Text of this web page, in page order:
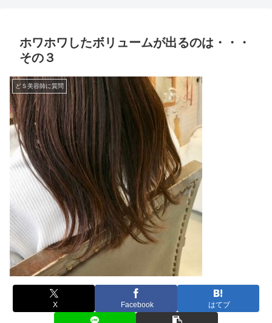
ホワホワしたボリュームが出るのは・・・
その３
どＳ美容師に質問
X Facebook はてブ